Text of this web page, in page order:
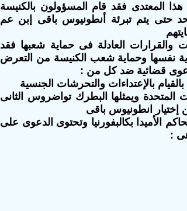
المعتدى فقد قام المسؤولون بالكنيسة
حتى يتم تبرئة أنطونيوس باقى إبن عم
والقرارات العادلة فى حماية شعبها فقد
نفسها وحماية شعب الكنيسة من التعرض
دعوى قضائية ضد كل من :
المتحدة ويمثلها البطرك تواضروس الثانى
إختيار انطونيوس باقى
الأميدا بكالبفورنيا وتحتوى الدعوى على